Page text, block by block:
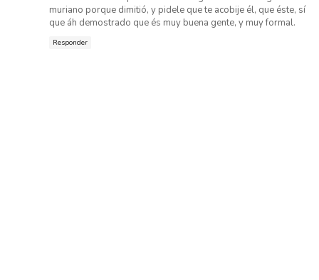
muriano porque dimitió, y pidele que te acobije él, que éste, sí
que áh demostrado que és muy buena gente, y muy formal.
Responder